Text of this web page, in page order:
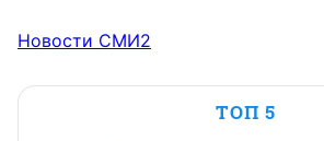
Новости СМИ2
ТОП 5